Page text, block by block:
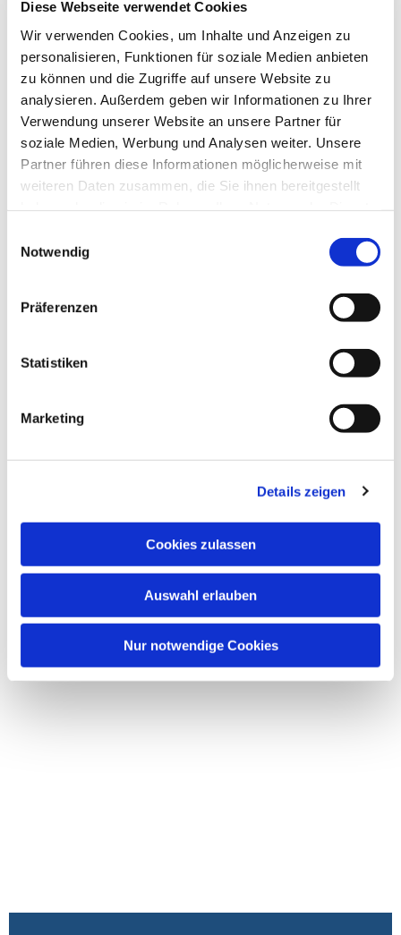
Diese Webseite verwendet Cookies
Wir verwenden Cookies, um Inhalte und Anzeigen zu
personalisieren, Funktionen für soziale Medien anbieten
zu können und die Zugriffe auf unsere Website zu
analysieren. Außerdem geben wir Informationen zu Ihrer
Verwendung unserer Website an unsere Partner für
soziale Medien, Werbung und Analysen weiter. Unsere
Partner führen diese Informationen möglicherweise mit
weiteren Daten zusammen, die Sie ihnen bereitgestellt
Notwendig
Präferenzen
Statistiken
Marketing
Details zeigen
Cookies zulassen
Auswahl erlauben
Nur notwendige Cookies